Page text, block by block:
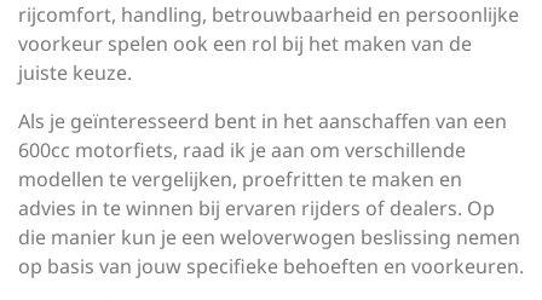
rijcomfort, handling, betrouwbaarheid en persoonlijke
voorkeur spelen ook een rol bij het maken van de
juiste keuze.
Als je geïnteresseerd bent in het aanschaffen van een
600cc motorfiets, raad ik je aan om verschillende
modellen te vergelijken, proefritten te maken en
advies in te winnen bij ervaren rijders of dealers. Op
die manier kun je een weloverwogen beslissing nemen
op basis van jouw specifieke behoeften en voorkeuren.